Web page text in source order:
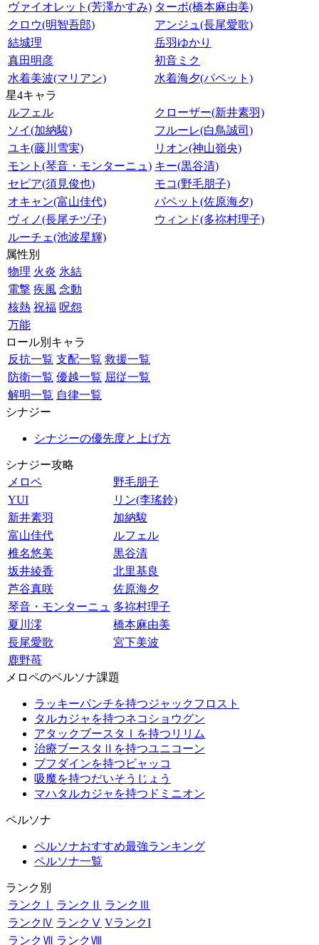
ヴァイオレット(芳澤かすみ) ターボ(橋本麻由美)
クロウ(明智吾郎)
アンジュ(長尾愛歌)
結城理
岳羽ゆかり
真田明彦
初音ミク
水着美波(マリアン)
水着海夕(パペット)
星4キャラ
ルフェル
クローザー(新井素羽)
ソイ(加納駿)
フルーレ(白鳥誠司)
ユキ(藤川雪実)
リオン(神山嶺央)
モント(琴音・モンターニュ) キー(黒谷清)
セピア(須見俊也)
モコ(野毛朋子)
オキャン(富山佳代)
パペット(佐原海夕)
ヴィノ(長尾チヅ子)
ウィンド(多祢村理子)
ルーチェ(池波星輝)
属性別
物理 火炎 氷結
電撃 疾風 念動
核熱 祝福 呪怨
万能
ロール別キャラ
反抗一覧 支配一覧 救援一覧
防衛一覧 優越一覧 屈従一覧
解明一覧 自律一覧
シナジー
シナジーの優先度と上げ方
シナジー攻略
メロペ
野毛朋子
YUI
リン(李瑤鈴)
新井素羽
加納駿
富山佳代
ルフェル
椎名悠美
黒谷清
坂井綾香
北里基良
芦谷真咲
佐原海夕
琴音・モンターニュ 多祢村理子
夏川澪
橋本麻由美
長尾愛歌
宮下美波
鹿野苺
メロペのペルソナ課題
ラッキーパンチを持つジャックフロスト
タルカジャを持つネコショウグン
アタックブースタⅠを持つリリム
治療ブースタⅡを持つユニコーン
ブフダインを持つビャッコ
吸魔を持つだいそうじょう
マハタルカジャを持つドミニオン
ペルソナ
ペルソナおすすめ最強ランキング
ペルソナ一覧
ランク別
ランクⅠ
ランクⅡ ランクⅢ
ランクⅣ ランクⅤ VランクI
ランクⅦ ランクⅧ